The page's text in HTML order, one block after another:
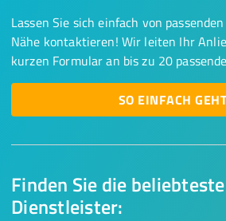
Finden Sie die
Dienstleister:
Lassen Sie sich einfach von
Nähe kontaktieren! Wir leiten Ihr
kurzen Formular an bis zu 20
SO EINFACH